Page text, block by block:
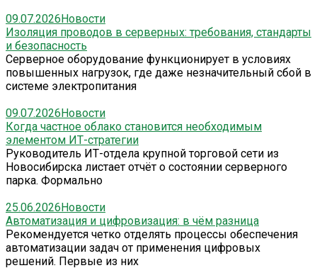
09.07.2026 Новости
Изоляция проводов в серверных: требования, стандарты
и безопасность
Серверное оборудование функционирует в условиях
повышенных нагрузок, где даже незначительный сбой в
системе электропитания
09.07.2026 Новости
Когда частное облако становится необходимым
элементом ИТ-стратегии
Руководитель ИТ-отдела крупной торговой сети из
Новосибирска листает отчёт о состоянии серверного
парка. Формально
25.06.2026 Новости
Автоматизация и цифровизация: в чём разница
Рекомендуется четко отделять процессы обеспечения
автоматизации задач от применения цифровых
решений. Первые из них